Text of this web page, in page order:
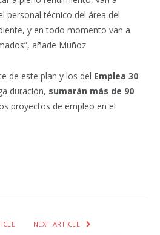
personal técnico del área del
y en todo momento van a
añade Muñoz.
de este plan y los del Emplea 30
duración, sumarán más de 90
proyectos de empleo en el
NEXT ARTICLE